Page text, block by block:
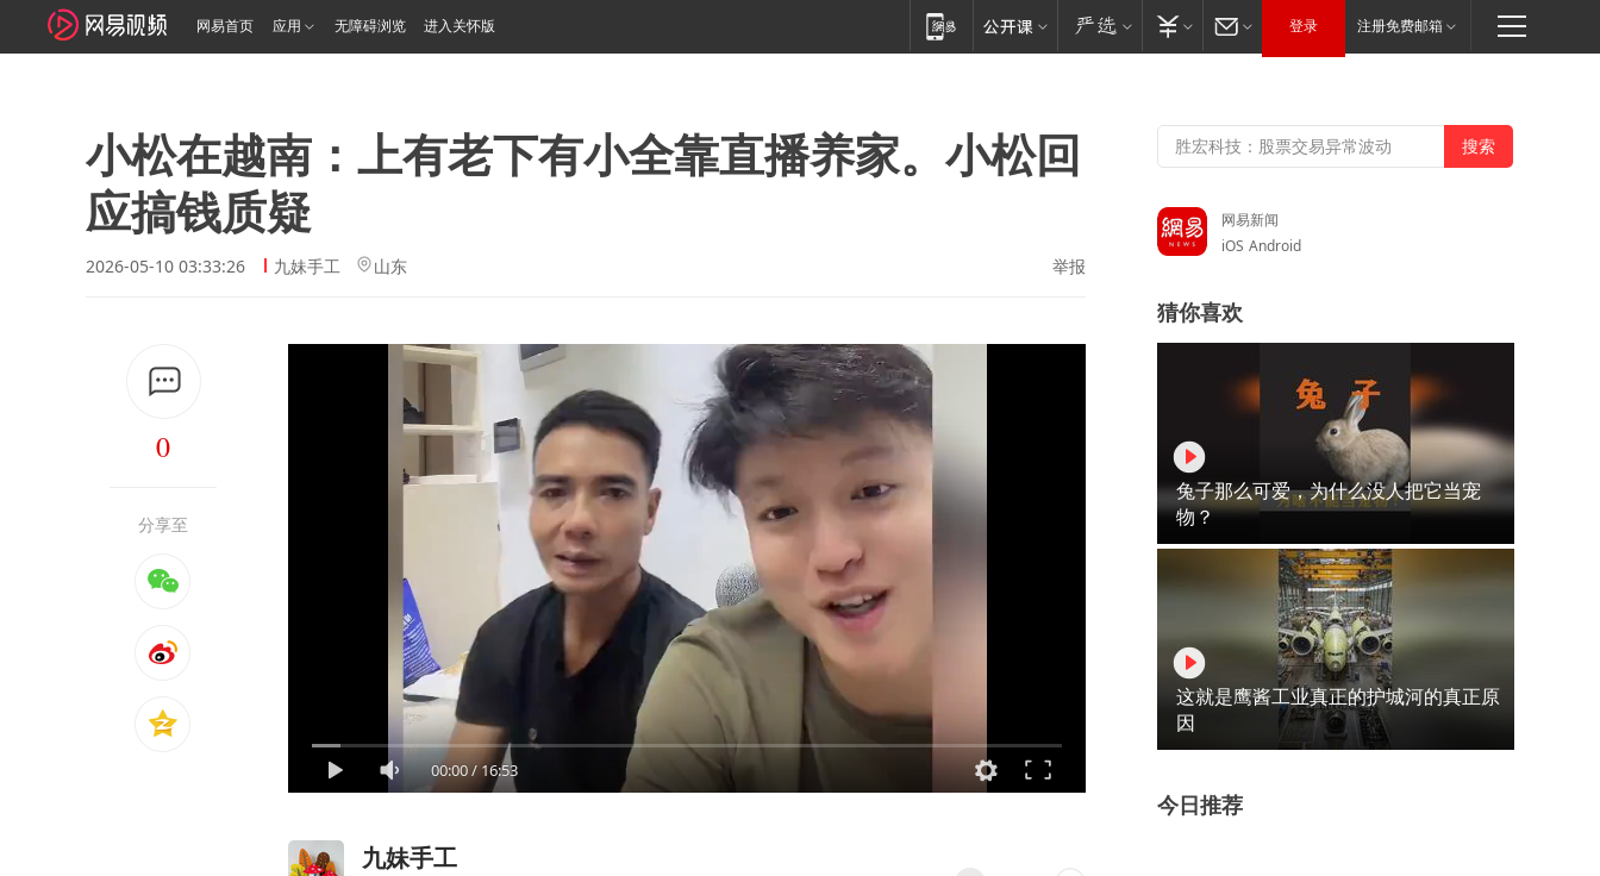
网易首页 应用 无障碍浏览 进入关怀版 登录 注册免费邮箱
小松在越南：上有老下有小全靠直播养家。小松回
应搞钱质疑
2026-05-10 03:33:26 九妹手工 山东 举报
0
分享至
00:00/16:53
九妹手工
网易新闻
iOS Android
猜你喜欢
兔子那么可爱，为什么没人把它当宠
物？
这就是鹰酱工业真正的护城河的真正原
因
今日推荐